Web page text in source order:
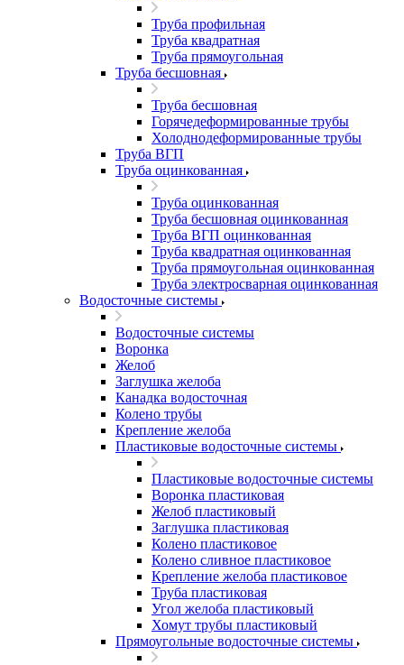
Труба профильная
Труба квадратная
Труба прямоугольная
Труба бесшовная
Труба бесшовная
Горячедеформированные трубы
Холоднодеформированные трубы
Труба ВГП
Труба оцинкованная
Труба оцинкованная
Труба бесшовная оцинкованная
Труба ВГП оцинкованная
Труба квадратная оцинкованная
Труба прямоугольная оцинкованная
Труба электросварная оцинкованная
Водосточные системы
Водосточные системы
Воронка
Желоб
Заглушка желоба
Канадка водосточная
Колено трубы
Крепление желоба
Пластиковые водосточные системы
Пластиковые водосточные системы
Воронка пластиковая
Желоб пластиковый
Заглушка пластиковая
Колено пластиковое
Колено сливное пластиковое
Крепление желоба пластиковое
Труба пластиковая
Угол желоба пластиковый
Хомут трубы пластиковый
Прямоугольные водосточные системы